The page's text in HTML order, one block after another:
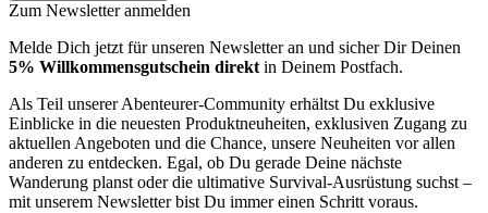
Zum Newsletter anmelden
Melde Dich jetzt für unseren Newsletter an und sicher Dir Deinen
5% Willkommensgutschein direkt in Deinem Postfach.
Als Teil unserer Abenteurer-Community erhältst Du exklusive
Einblicke in die neuesten Produktneuheiten, exklusiven Zugang zu
aktuellen Angeboten und die Chance, unsere Neuheiten vor allen
anderen zu entdecken. Egal, ob Du gerade Deine nächste
Wanderung planst oder die ultimative Survival-Ausrüstung suchst –
mit unserem Newsletter bist Du immer einen Schritt voraus.